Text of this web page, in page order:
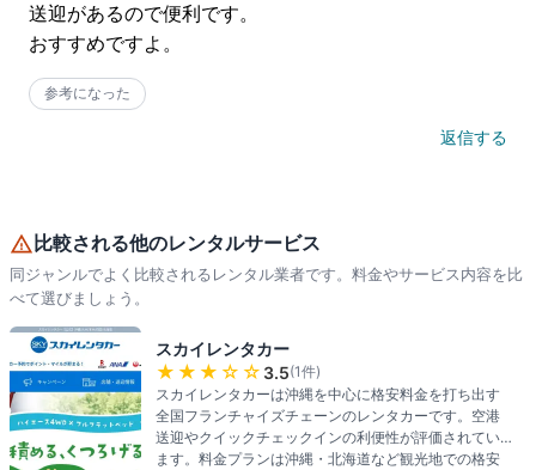
送迎があるので便利です。
おすすめですよ。
参考になった
返信する
比較される他のレンタルサービス
同ジャンルでよく比較されるレンタル業者です。料金やサービス内容を比
べて選びましょう。
スカイレンタカー
★★★ ☆☆ 3.5(1件)
スカイレンタカーは沖縄を中心に格安料金を打ち出す
全国フランチャイズチェーンのレンタカーです。空港
送迎やクイックチェックインの利便性が評価されてい
ます。料金プランは沖縄・北海道など観光地での格安